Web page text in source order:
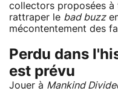
collectors proposées à
rattraper le bad buzz
mécontentement des
Perdu dans
est prévu
Jouer à Mankind